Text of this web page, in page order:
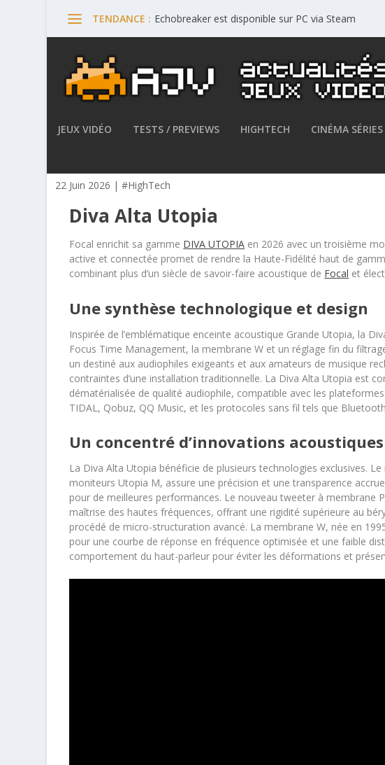
TENDANCE : Echobreaker est disponible sur PC via Steam
JEUX VIDÉO TESTS / PREVIEWS HIGHTECH CINÉMA
22 Juin 2026 |#HighTech
Diva Alta Utopia
Focal enrichit sa gamme DIVA UTOPIA en 2026 avec un troisième
active et connectée promet de rendre la Haute-Fidélité haut de
combinant plus d’un siècle de savoir-faire acoustique de Focal et
Une synthèse technologique et design
Inspirée de l’emblématique enceinte acoustique Grande Utopia, la
Focus Time Management, la membrane W et un réglage fin du
un destiné aux audiophiles exigeants et aux amateurs de musique
contraintes d’une installation traditionnelle. La Diva Alta Utopia est
dématérialisée de qualité audiophile, compatible avec les
TIDAL, Qobuz, QQ Music, et les protocoles sans fil tels que
Un concentré d’innovations acoustiques
La Diva Alta Utopia bénéficie de plusieurs technologies exclusives.
moniteurs Utopia M, assure une précision et une transparence
pour de meilleures performances. Le nouveau tweeter à membrane
maîtrise des hautes fréquences, offrant une rigidité supérieure au
procédé de micro-structuration avancé. La membrane W, née en
pour une courbe de réponse en fréquence optimisée et une faible
comportement du haut-parleur pour éviter les déformations et